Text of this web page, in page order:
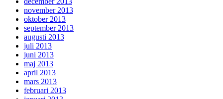
november 2013
oktober 2013
september 2013
augusti 2013
juli 2013
juni 2013
maj 2013
april 2013
mars 2013
februari 2013